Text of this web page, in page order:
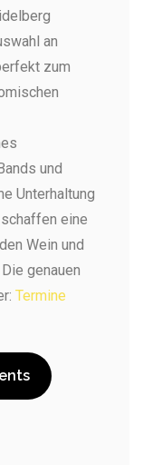
an
zum
und
Unterhaltung
eine
Wein und
genauen
Termine